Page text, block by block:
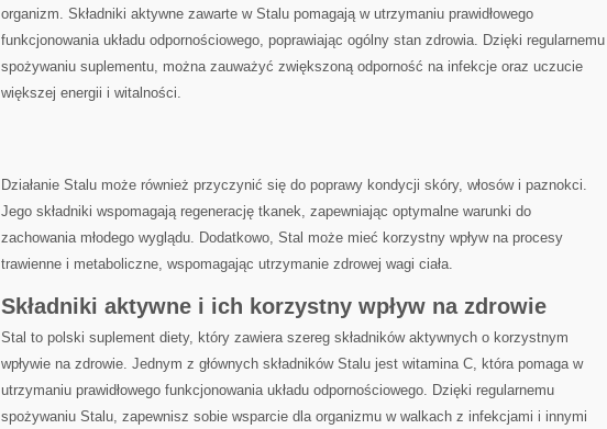
organizm. Składniki aktywne zawarte w​ Stalu pomagają ‍w ​utrzymaniu prawidłowego⁣
funkcjonowania układu odpornościowego, ‍poprawiając ogólny stan zdrowia. ‌Dzięki regularnemu
spożywaniu suplementu, można zauważyć zwiększoną odporność ⁤na infekcje oraz uczucie
‍większej energii i witalności.
Działanie Stalu może również przyczynić‌ się do poprawy kondycji​ skóry, włosów i paznokci.
Jego ⁣składniki wspomagają regenerację tkanek, zapewniając optymalne warunki do
zachowania młodego wyglądu. Dodatkowo, Stal może⁤ mieć korzystny wpływ na ⁢procesy
trawienne i metaboliczne, wspomagając utrzymanie zdrowej wagi ciała.
Składniki aktywne i ich korzystny wpływ na zdrowie
Stal to ‌polski​ suplement diety, który zawiera szereg ‍składników aktywnych o korzystnym
wpływie na zdrowie. Jednym z głównych składników Stalu jest witamina C, która⁢ pomaga w
utrzymaniu prawidłowego funkcjonowania⁣ układu odpornościowego. Dzięki regularnemu
⁤spożywaniu Stalu, zapewnisz sobie wsparcie dla organizmu ​w walkach z infekcjami i innymi